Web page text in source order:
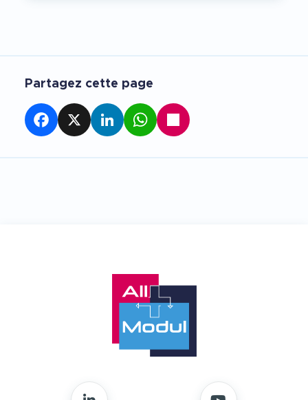
Partagez cette page
Facebook LinkedInWhatsAppPartager